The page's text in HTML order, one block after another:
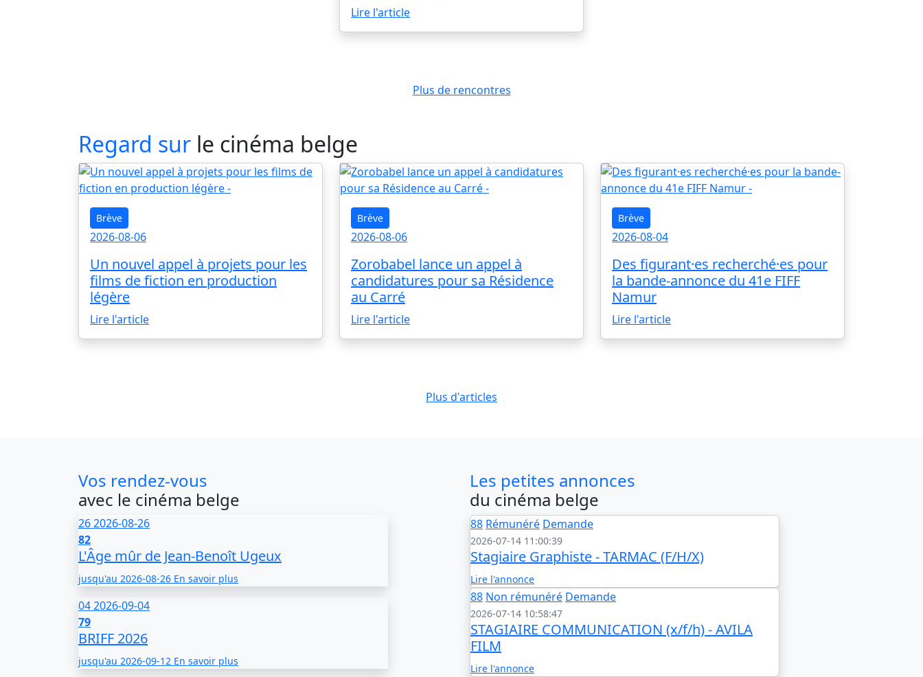
Lire l'article
Plus de rencontres
Regard sur le cinéma belge
Brève
2026-08-06
Un nouvel appel à projets pour les
films de fiction en production
légère
Lire l'article
Brève
2026-08-06
Zorobabel lance un appel à
candidatures pour sa Résidence
au Carré
Lire l'article
Brève
2026-08-04
Des figurant·es recherché·es pour
la bande-annonce du 41e FIFF
Namur
Lire l'article
Plus d'articles
Vos rendez-vous
avec le cinéma belge
262026-08-26
82
L'Âge mûr de Jean-Benoît Ugeux
jusqu'au 2026-08-26 En savoir plus
042026-09-04
79
BRIFF 2026
jusqu'au 2026-09-12 En savoir plus
Les petites annonces
du cinéma belge
88 Rémunéré Demande
2026-07-14 11:00:39
Stagiaire Graphiste - TARMAC (F/H/X)
Lire l'annonce
88 Non rémunéré Demande
2026-07-14 10:58:47
STAGIAIRE COMMUNICATION (x/f/h) - AVILA
FILM
Lire l'annonce